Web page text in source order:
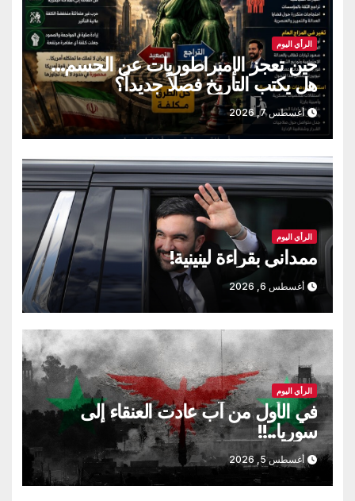
الرأي اليوم
حين تعجز الإمبراطوريات عن الحسم…
هل يكتب التاريخ فصلاً جديداً؟
أغسطس 7, 2026
الرأي اليوم
ممداني بقراءة لينينية!
أغسطس 6, 2026
الرأي اليوم
في الأول من آب عادت العنقاء إلى
سوريا..!!
أغسطس 5, 2026